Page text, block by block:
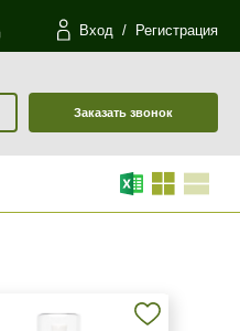
Вход / Регистрация
Заказать звонок